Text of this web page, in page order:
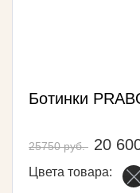
Ботинки
25750 руб. 20
Цвета товара: